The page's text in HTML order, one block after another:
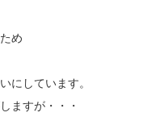
め
にしています。
ますが・・・